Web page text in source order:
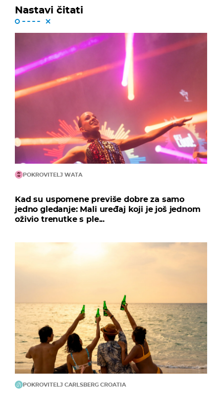
Nastavi čitati
POKROVITELJ WATA
Kad su uspomene previše dobre za samo
jedno gledanje: Mali uređaj koji je još jednom
oživio trenutke s ple...
POKROVITELJ CARLSBERG CROATIA